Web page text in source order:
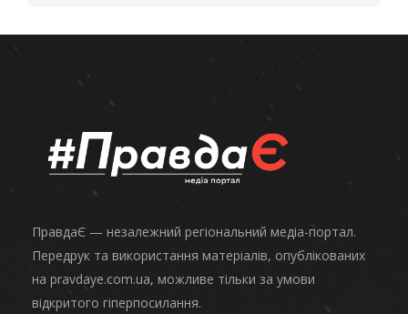
ПравдаЄ — незалежний регіональний медіа-портал.
Передрук та використання матеріалів, опублікованих
на pravdaye.com.ua, можливе тільки за умови
відкритого гіперпосилання.